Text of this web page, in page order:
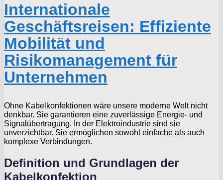
Internationale
Geschäftsreisen: Effiziente
Mobilität und
Risikomanagement für
Unternehmen
Ohne Kabelkonfektionen wäre unsere moderne Welt nicht
denkbar. Sie garantieren eine zuverlässige Energie- und
Signalübertragung. In der Elektroindustrie sind sie
unverzichtbar. Sie ermöglichen sowohl einfache als auch
komplexe Verbindungen.
Definition und Grundlagen der
Kabelkonfektion